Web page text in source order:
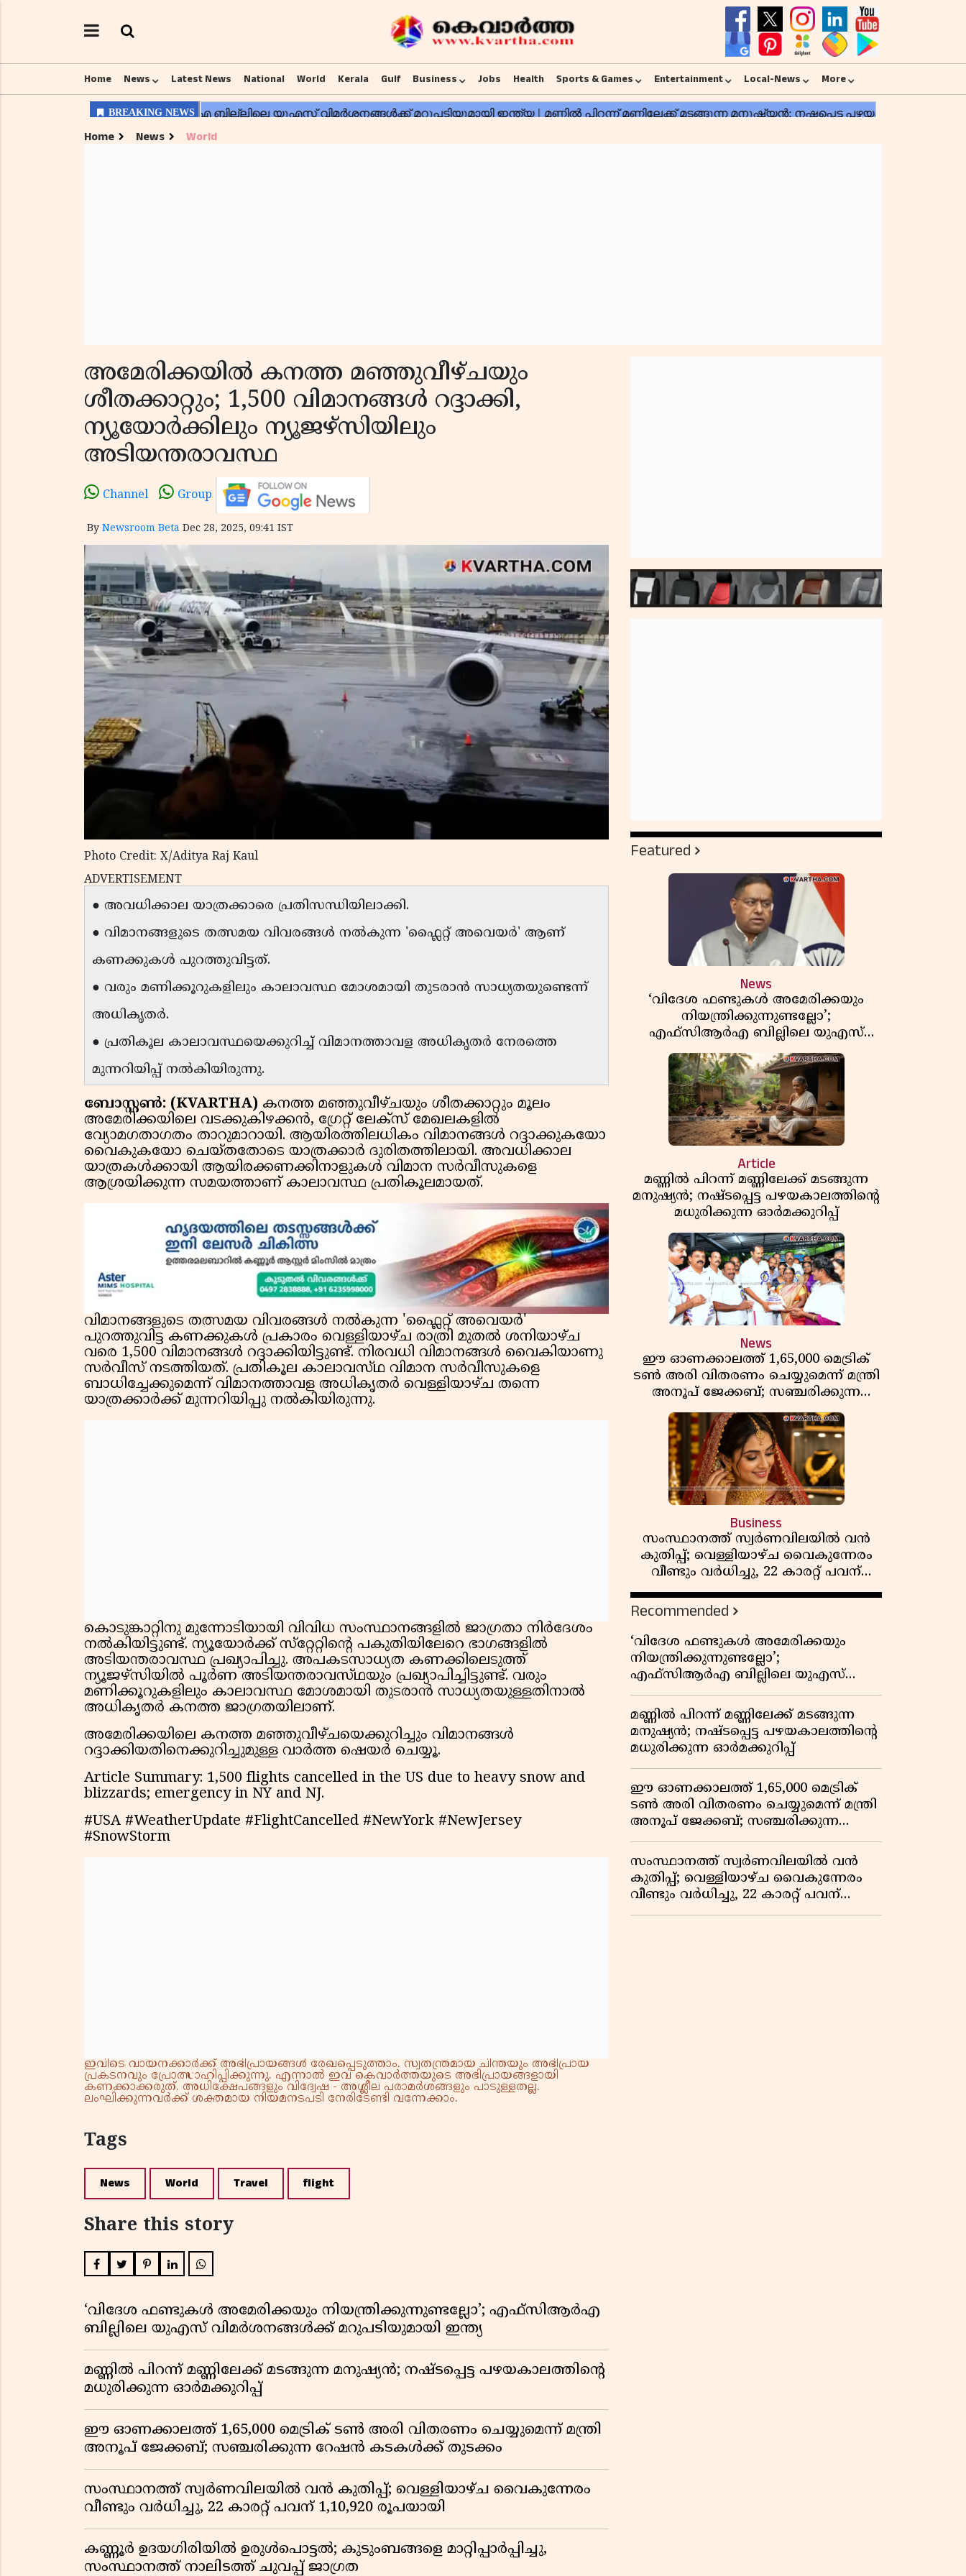
Home News Latest News National World Kerala Gulf Business Jobs Health Sports & Games Entertainment Local-News More
Home News World
അമേരിക്കയിൽ കനത്ത മഞ്ഞുവീഴ്‌ചയും
ശീതക്കാറ്റും; 1,500 വിമാനങ്ങൾ റദ്ദാക്കി,
ന്യൂയോർക്കിലും ന്യൂജഴ്സിയിലും
അടിയന്തരാവസ്ഥ
Channel Group
By Newsroom Beta Dec 28, 2025, 09:41 IST
Photo Credit: X/Aditya Raj Kaul
ADVERTISEMENT
● അവധിക്കാല യാത്രക്കാരെ പ്രതിസന്ധിയിലാക്കി.
● വിമാനങ്ങളുടെ തത്സമയ വിവരങ്ങൾ നൽകുന്ന 'ഫ്ലൈറ്റ് അവെയർ' ആണ്
കണക്കുകൾ പുറത്തുവിട്ടത്.
● വരും മണിക്കൂറുകളിലും കാലാവസ്ഥ മോശമായി തുടരാൻ സാധ്യതയുണ്ടെന്ന്
അധികൃതർ.
● പ്രതികൂല കാലാവസ്ഥയെക്കുറിച്ച് വിമാനത്താവള അധികൃതർ നേരത്തെ
മുന്നറിയിപ്പ് നൽകിയിരുന്നു.
ബോസ്റ്റൺ: (KVARTHA) കനത്ത മഞ്ഞുവീഴ്‌ചയും ശീതക്കാറ്റും മൂലം
അമേരിക്കയിലെ വടക്കുകിഴക്കൻ, ഗ്രേറ്റ് ലേക്‌സ് മേഖലകളിൽ
വ്യോമഗതാഗതം താറുമാറായി. ആയിരത്തിലധികം വിമാനങ്ങൾ റദ്ദാക്കുകയോ
വൈകുകയോ ചെയ്തതോടെ യാത്രക്കാർ ദുരിതത്തിലായി. അവധിക്കാല
യാത്രകൾക്കായി ആയിരക്കണക്കിനാളുകൾ വിമാന സർവീസുകളെ
ആശ്രയിക്കുന്ന സമയത്താണ് കാലാവസ്ഥ പ്രതികൂലമായത്.
വിമാനങ്ങളുടെ തത്സമയ വിവരങ്ങൾ നൽകുന്ന 'ഫ്ലൈറ്റ് അവെയർ'
പുറത്തുവിട്ട കണക്കുകൾ പ്രകാരം വെള്ളിയാഴ്ച രാത്രി മുതൽ ശനിയാഴ്‌ച
വരെ 1,500 വിമാനങ്ങൾ റദ്ദാക്കിയിട്ടുണ്ട്. നിരവധി വിമാനങ്ങൾ വൈകിയാണു
സർവീസ് നടത്തിയത്. പ്രതികൂല കാലാവസ്‌ഥ വിമാന സർവീസുകളെ
ബാധിച്ചേക്കുമെന്ന് വിമാനത്താവള അധികൃതർ വെള്ളിയാഴ്‌ച തന്നെ
യാത്രക്കാർക്ക് മുന്നറിയിപ്പു നൽകിയിരുന്നു.
കൊടുങ്കാറ്റിനു മുന്നോടിയായി വിവിധ സംസ്ഥാനങ്ങളിൽ ജാഗ്രതാ നിർദേശം
നൽകിയിട്ടുണ്ട്. ന്യൂയോർക്ക് സ്‌റ്റേറ്റിന്റെ പകുതിയിലേറെ ഭാഗങ്ങളിൽ
അടിയന്തരാവസ്ഥ പ്രഖ്യാപിച്ചു. അപകടസാധ്യത കണക്കിലെടുത്ത്
ന്യൂജഴ്സിയിൽ പൂർണ അടിയന്തരാവസ്‌ഥയും പ്രഖ്യാപിച്ചിട്ടുണ്ട്. വരും
മണിക്കൂറുകളിലും കാലാവസ്ഥ മോശമായി തുടരാൻ സാധ്യതയുള്ളതിനാൽ
അധികൃതർ കനത്ത ജാഗ്രതയിലാണ്.
അമേരിക്കയിലെ കനത്ത മഞ്ഞുവീഴ്ചയെക്കുറിച്ചും വിമാനങ്ങൾ
റദ്ദാക്കിയതിനെക്കുറിച്ചുമുള്ള വാർത്ത ഷെയർ ചെയ്യൂ.
Article Summary: 1,500 flights cancelled in the US due to heavy snow and
blizzards; emergency in NY and NJ.
#USA #WeatherUpdate #FlightCancelled #NewYork #NewJersey
#SnowStorm
ഇവിടെ വായനക്കാർക്ക് അഭിപ്രായങ്ങൾ രേഖപ്പെടുത്താം. സ്വതന്ത്രമായ ചിന്തയും അഭിപ്രായ
പ്രകടനവും പ്രോത്സാഹിപ്പിക്കുന്നു. എന്നാൽ ഇവ കെവാർത്തയുടെ അഭിപ്രായങ്ങളായി
കണക്കാക്കരുത്. അധിക്ഷേപങ്ങളും വിദ്വേഷ - അശ്ലീല പരാമർശങ്ങളും പാടുള്ളതല്ല.
ലംഘിക്കുന്നവർക്ക് ശക്തമായ നിയമനടപടി നേരിടേണ്ടി വന്നേക്കാം.
Tags
News World Travel flight
Share this story
‘വിദേശ ഫണ്ടുകൾ അമേരിക്കയും നിയന്ത്രിക്കുന്നുണ്ടല്ലോ’; എഫ്സിആർഎ
ബില്ലിലെ യുഎസ് വിമർശനങ്ങൾക്ക് മറുപടിയുമായി ഇന്ത്യ
മണ്ണിൽ പിറന്ന് മണ്ണിലേക്ക് മടങ്ങുന്ന മനുഷ്യൻ; നഷ്ടപ്പെട്ട പഴയകാലത്തിൻ്റെ
മധുരിക്കുന്ന ഓർമക്കുറിപ്പ്
ഈ ഓണക്കാലത്ത് 1,65,000 മെട്രിക് ടൺ അരി വിതരണം ചെയ്യുമെന്ന് മന്ത്രി
അനൂപ് ജേക്കബ്; സഞ്ചരിക്കുന്ന റേഷൻ കടകൾക്ക് തുടക്കം
സംസ്ഥാനത്ത് സ്വർണവിലയിൽ വൻ കുതിപ്പ്; വെള്ളിയാഴ്ച വൈകുന്നേരം
വീണ്ടും വർധിച്ചു, 22 കാരറ്റ് പവന് 1,10,920 രൂപയായി
കണ്ണൂർ ഉദയഗിരിയിൽ ഉരുൾപൊട്ടൽ; കുടുംബങ്ങളെ മാറ്റിപ്പാർപ്പിച്ചു,
സംസ്ഥാനത്ത് നാലിടത്ത് ചുവപ്പ് ജാഗ്രത
Featured
News
‘വിദേശ ഫണ്ടുകൾ അമേരിക്കയും
നിയന്ത്രിക്കുന്നുണ്ടല്ലോ’;
എഫ്സിആർഎ ബില്ലിലെ യുഎസ്
വിമർശനങ്ങൾക്ക് മറുപടിയുമായി ഇന്ത്യ
Article
മണ്ണിൽ പിറന്ന് മണ്ണിലേക്ക് മടങ്ങുന്ന
മനുഷ്യൻ; നഷ്ടപ്പെട്ട പഴയകാലത്തിൻ്റെ
മധുരിക്കുന്ന ഓർമക്കുറിപ്പ്
News
ഈ ഓണക്കാലത്ത് 1,65,000 മെട്രിക്
ടൺ അരി വിതരണം ചെയ്യുമെന്ന് മന്ത്രി
അനൂപ് ജേക്കബ്; സഞ്ചരിക്കുന്ന
റേഷൻ കടകൾക്ക് തുടക്കം
Business
സംസ്ഥാനത്ത് സ്വർണവിലയിൽ വൻ
കുതിപ്പ്; വെള്ളിയാഴ്ച വൈകുന്നേരം
വീണ്ടും വർധിച്ചു, 22 കാരറ്റ് പവന്
1,10,920 രൂപയായി
Recommended
‘വിദേശ ഫണ്ടുകൾ അമേരിക്കയും
നിയന്ത്രിക്കുന്നുണ്ടല്ലോ’;
എഫ്സിആർഎ ബില്ലിലെ യുഎസ്
വിമർശനങ്ങൾക്ക് മറുപടിയുമായി ഇന്ത്യ
മണ്ണിൽ പിറന്ന് മണ്ണിലേക്ക് മടങ്ങുന്ന
മനുഷ്യൻ; നഷ്ടപ്പെട്ട പഴയകാലത്തിൻ്റെ
മധുരിക്കുന്ന ഓർമക്കുറിപ്പ്
ഈ ഓണക്കാലത്ത് 1,65,000 മെട്രിക്
ടൺ അരി വിതരണം ചെയ്യുമെന്ന് മന്ത്രി
അനൂപ് ജേക്കബ്; സഞ്ചരിക്കുന്ന
റേഷൻ കടകൾക്ക് തുടക്കം
സംസ്ഥാനത്ത് സ്വർണവിലയിൽ വൻ
കുതിപ്പ്; വെള്ളിയാഴ്ച വൈകുന്നേരം
വീണ്ടും വർധിച്ചു, 22 കാരറ്റ് പവന്
1,10,920 രൂപയായി